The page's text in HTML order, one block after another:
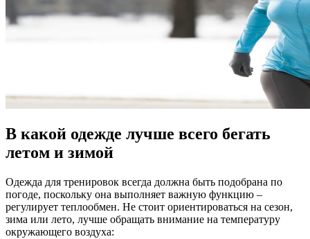
В какой одежде лучше всего бегать
летом и зимой
Одежда для тренировок всегда должна быть подобрана по
погоде, поскольку она выполняет важную функцию –
регулирует теплообмен. Не стоит ориентироваться на сезон,
зима или лето, лучше обращать внимание на температуру
окружающего воздуха: